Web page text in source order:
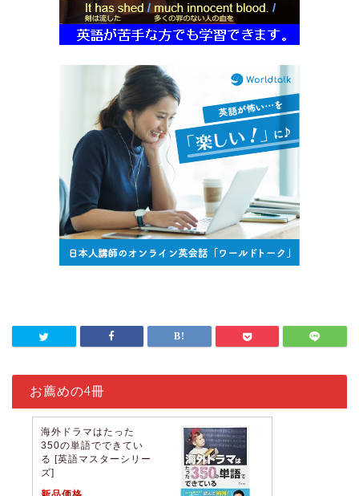
お薦めの4冊
海外ドラマはたった
350の単語でできてい
る [英語マスターシリー
ズ]